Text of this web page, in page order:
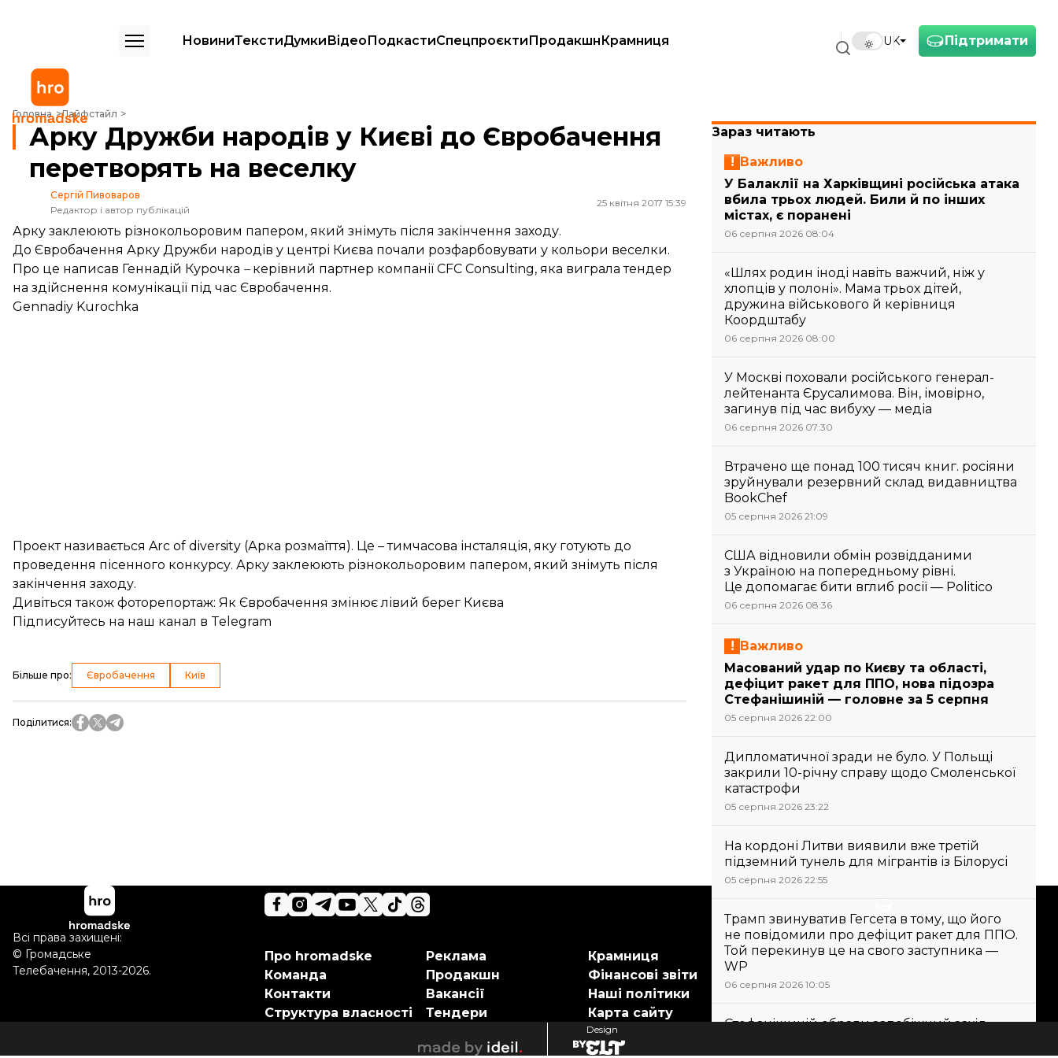
Підтримати
UK
НовиниТекстиДумкиВідеоПодкастиСпецпроєктиПродакшнКрамниця
Головна Лайфстайл
Арку Дружби народів у Києві до Євробачення перетворять на веселку
Арку Дружби народів у Києві до Євробачення
перетворять на веселку
Сергій Пивоваров
Редактор і автор публікацій
25 квітня 2017 15:39
Арку заклеюють різнокольоровим папером, який знімуть після закінчення заходу.
До Євробачення Арку Дружби народів у центрі Києва почали розфарбовувати у кольори веселки.
Про це написав Геннадій Курочка – керівний партнер компанії CFC Consulting, яка виграла тендер
на здійснення комунікації під час Євробачення.
Gennadiy Kurochka
Проект називається Arc of diversity (Арка розмаїття). Це – тимчасова інсталяція, яку готують до
проведення пісенного конкурсу. Арку заклеюють різнокольоровим папером, який знімуть після
закінчення заходу.
Дивіться також фоторепортаж: Як Євробачення змінює лівий берег Києва
Підписуйтесь на наш канал в Telegram
Більше про: Євробачення Київ
Поділитися:
Зараз читають
Важливо
У Балаклії на Харківщині російська атака
вбила трьох людей. Били й по інших
містах, є поранені
06 серпня 2026 08:04
«Шлях родин іноді навіть важчий, ніж у
хлопців у полоні». Мама трьох дітей,
дружина військового й керівниця
Коордштабу
06 серпня 2026 08:00
У Москві поховали російського генерал-
лейтенанта Єрусалимова. Він, імовірно,
загинув під час вибуху — медіа
06 серпня 2026 07:30
Втрачено ще понад 100 тисяч книг. росіяни
зруйнували резервний склад видавництва
BookChef
05 серпня 2026 21:09
США відновили обмін розвідданими
з Україною на попередньому рівні.
Це допомагає бити вглиб росії — Politico
06 серпня 2026 08:36
Важливо
Масований удар по Києву та області,
дефіцит ракет для ППО, нова підозра
Стефанішиній — головне за 5 серпня
05 серпня 2026 22:00
Дипломатичної зради не було. У Польщі
закрили 10-річну справу щодо Смоленської
катастрофи
05 серпня 2026 23:22
На кордоні Литви виявили вже третій
підземний тунель для мігрантів із Білорусі
05 серпня 2026 22:55
Трамп звинуватив Гегсета в тому, що його
не повідомили про дефіцит ракет для ППО.
Той перекинув це на свого заступника —
WP
06 серпня 2026 10:05
Стефанішиній обрали запобіжний захід
Підтримай hromadske.
Про hromadske
Команда
Контакти
Структура власності
Реклама
Продакшн
Вакансії
Тендери
Крамниця
Фінансові звіти
Наші політики
Карта сайту
Всі права захищені:
© Громадське
Телебачення, 2013-2026.
ideil
Design
elt